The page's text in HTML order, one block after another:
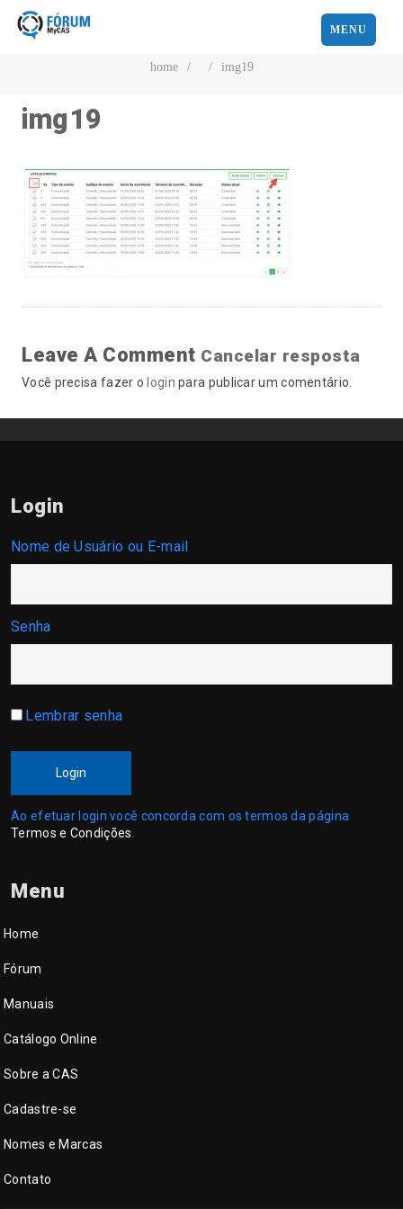
MENU
home / / img19
img19
Leave A Comment Cancelar resposta
Você precisa fazer o login para publicar um comentário.
Login
Nome de Usuário ou E-mail
Senha
Lembrar senha
Login
Ao efetuar login você concorda com os termos da página
Termos e Condições
Menu
Home
Fórum
Manuais
Catálogo Online
Sobre a CAS
Cadastre-se
Nomes e Marcas
Contato